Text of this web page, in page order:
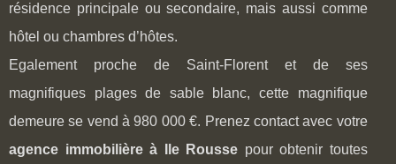
résidence principale ou secondaire, mais aussi comme
hôtel ou chambres d’hôtes.
Egalement proche de Saint-Florent et de ses
magnifiques plages de sable blanc, cette magnifique
demeure se vend à 980 000 €. Prenez contact avec votre
agence immobilière à Ile Rousse pour obtenir toutes